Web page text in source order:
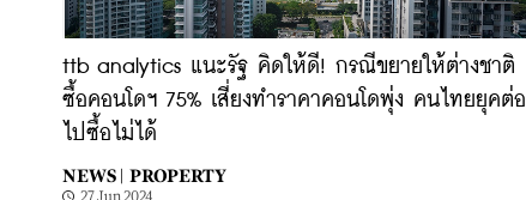
ttb analytics แนะรัฐ คิดให้ดี! กรณีขยายให้ต่างชาติ
ซื้อคอนโดฯ 75% เสี่ยงทำราคาคอนโดพุ่ง คนไทยยุคต่อ
ไปซื้อไม่ได้
NEWS | PROPERTY
27 Jun 2024